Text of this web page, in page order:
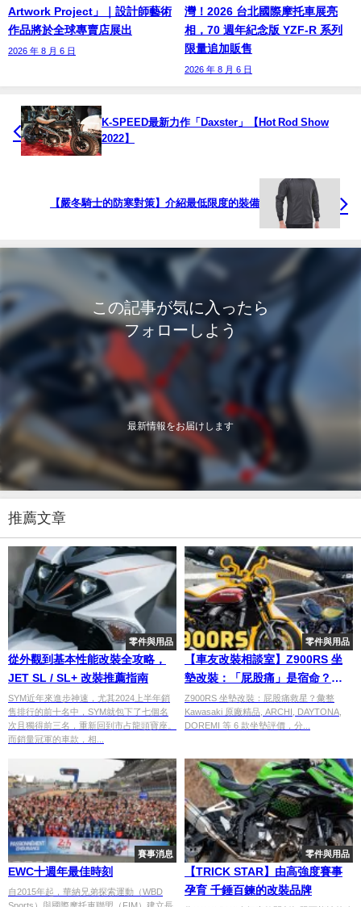
Artwork Project」｜設計師藝術
作品將於全球專賣店展出
2026 年 8 月 6 日
灣！2026 台北國際摩托車展亮
相，70 週年紀念版 YZF-R 系列
限量追加販售
2026 年 8 月 6 日
K-SPEED最新力作「Daxster」【Hot Rod Show
2022】
【嚴冬騎士的防寒對策】介紹最低限度的裝備
この記事が気に入ったら
フォローしよう
最新情報をお届けします
推薦文章
零件與用品
從外觀到基本性能改裝全攻略，
JET SL / SL+ 改裝推薦指南
SYM近年來進步神速，尤其2024上半年銷
售排行的前十名中，SYM就包下了七個名
次且獨得前三名，重新回到市占龍頭寶座。
而銷量冠軍的車款，相...
零件與用品
【車友改裝相談室】Z900RS 坐
墊改裝：「屁股痛」是宿命？
「外觀」與「舒適」的終極對決
｜台日車友評價匯總
Z900RS 坐墊改裝：屁股痛救星？彙整
Kawasaki 原廠精品, ARCHI, DAYTONA,
DOREMI 等 6 款坐墊評價，分...
賽事消息
EWC十週年最佳時刻
自2015年起，華納兄弟探索運動（WBD
零件與用品
【TRICK STAR】由高強度賽事
孕育 千錘百鍊的改裝品牌